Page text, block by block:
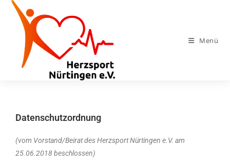
Menü
Datenschutzordnung
(vom Vorstand/Beirat des Herzsport Nürtingen e.V. am
25.06.2018 beschlossen)